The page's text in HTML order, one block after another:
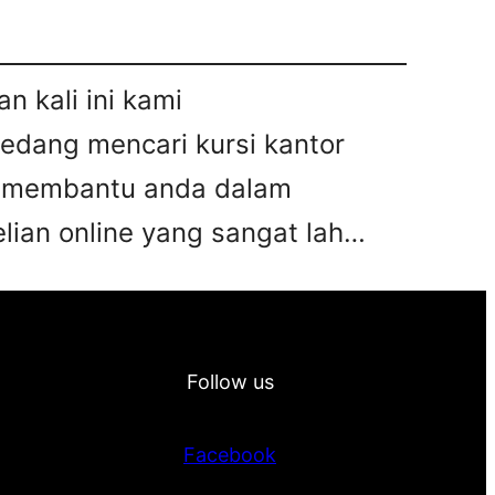
kali ini kami
mencari kursi kantor
anda dalam
online yang sangat lah…
Follow us
Facebook